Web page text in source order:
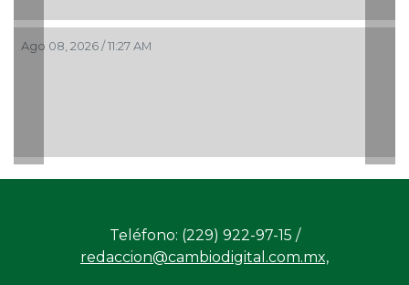
Ago 08, 2026 / 11:27 AM
Teléfono: (229) 922-97-15 /
redaccion@cambiodigital.com.mx,